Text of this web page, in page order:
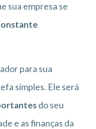
sua empresa se
para sua
simples. Ele será
do seu
e as finanças da